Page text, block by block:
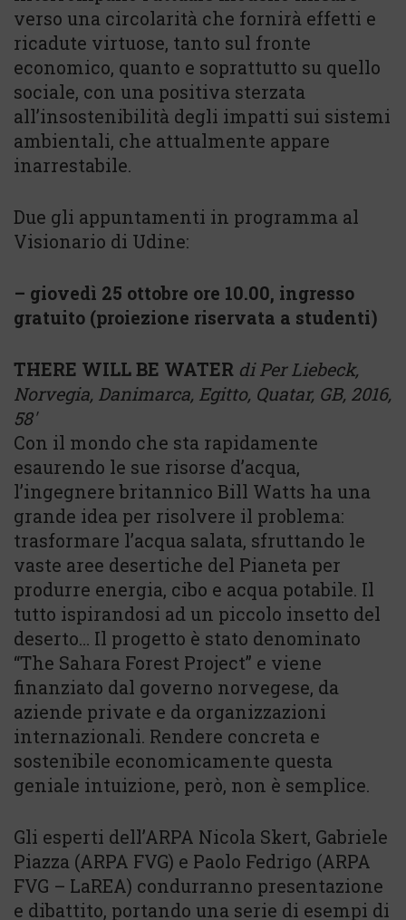
verso una circolarità che fornirà effetti e
ricadute virtuose, tanto sul fronte
economico, quanto e soprattutto su quello
sociale, con una positiva sterzata
all’insostenibilità degli impatti sui sistemi
ambientali, che attualmente appare
inarrestabile.
Due gli appuntamenti in programma al
Visionario di Udine:
– giovedì 25 ottobre ore 10.00, ingresso
gratuito (proiezione riservata a studenti)
THERE WILL BE WATER di Per Liebeck,
Norvegia, Danimarca, Egitto, Quatar, GB, 2016,
58′
Con il mondo che sta rapidamente
esaurendo le sue risorse d’acqua,
l’ingegnere britannico Bill Watts ha una
grande idea per risolvere il problema:
trasformare l’acqua salata, sfruttando le
vaste aree desertiche del Pianeta per
produrre energia, cibo e acqua potabile. Il
tutto ispirandosi ad un piccolo insetto del
deserto… Il progetto è stato denominato
“The Sahara Forest Project” e viene
finanziato dal governo norvegese, da
aziende private e da organizzazioni
internazionali. Rendere concreta e
sostenibile economicamente questa
geniale intuizione, però, non è semplice.
Gli esperti dell’ARPA Nicola Skert, Gabriele
Piazza (ARPA FVG) e Paolo Fedrigo (ARPA
FVG – LaREA) condurranno presentazione
e dibattito, portando una serie di esempi di